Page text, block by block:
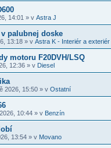
14:01 » v Astra J
palubnej doske
13:18 » v Astra K - Interiér a exteriér
motoru F20DVH/LSQ
12:36 » v Diesel
2026, 15:50 » v Ostatní
10:44 » v Benzín
13:54 » v Movano